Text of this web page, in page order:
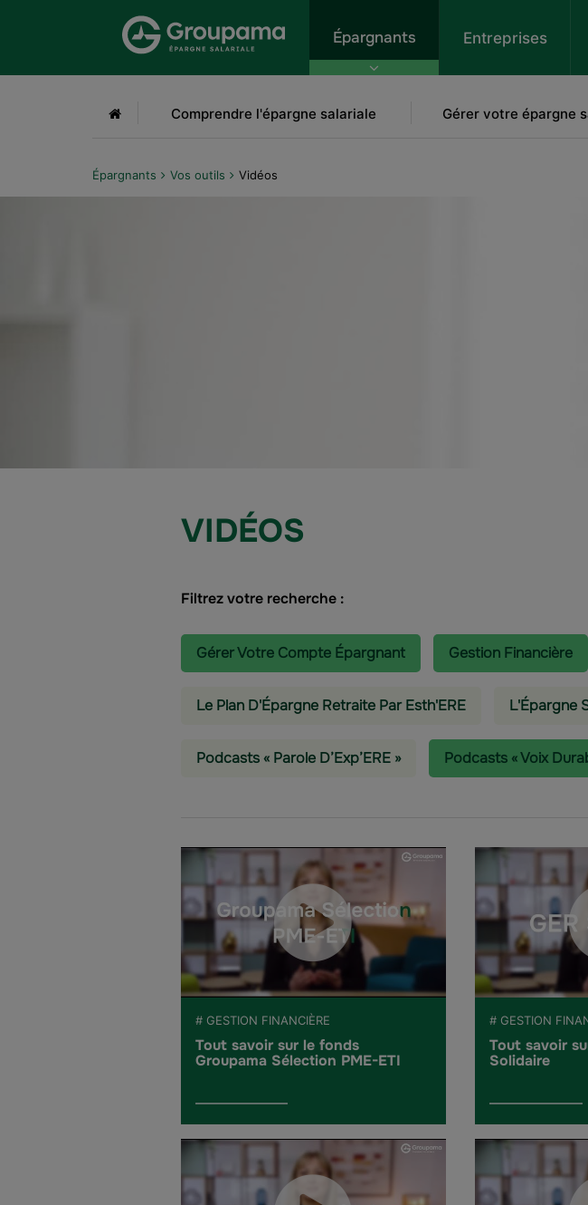
Aller au menu Aller à la recherche
Épargnants
Accueil Comprendre l'épargne salariale Gérer votre épargne
Entreprises
Épargnants Vos outils Vidéos
VIDÉOS
Filtrez votre recherche :
Gérer Votre Compte Épargnant Gestion Financière
Le Plan D'Épargne Retraite Par Esth'ERE L'épargne
Podcasts « Parole D’Exp’ERE » Podcasts « Voix
# GESTION FINANCIÈRE
Tout savoir sur le fonds
Groupama Sélection PME-ETI
# GESTION
Tout savoir
Solidaire